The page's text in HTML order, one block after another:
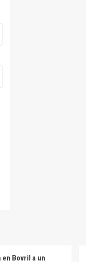
Bovril a un